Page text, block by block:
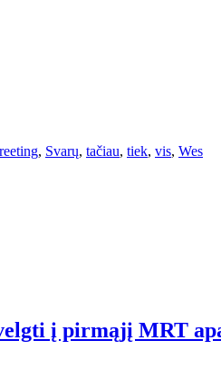
, Svarų, tačiau, tiek, vis, Wes
į pirmąjį MRT